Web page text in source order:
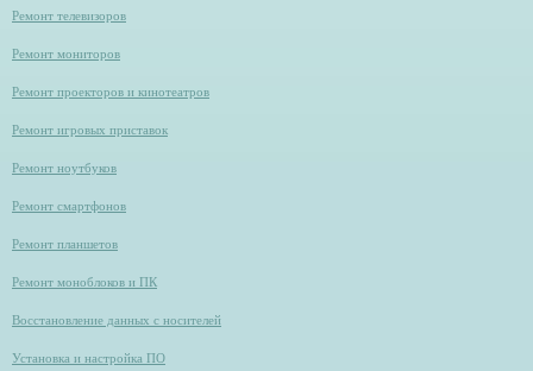
Ремонт телевизоров
Ремонт мониторов
Ремонт проекторов и кинотеатров
Ремонт игровых приставок
Ремонт ноутбуков
Ремонт смартфонов
Ремонт планшетов
Ремонт моноблоков и ПК
Восстановление данных с носителей
Установка и настройка ПО